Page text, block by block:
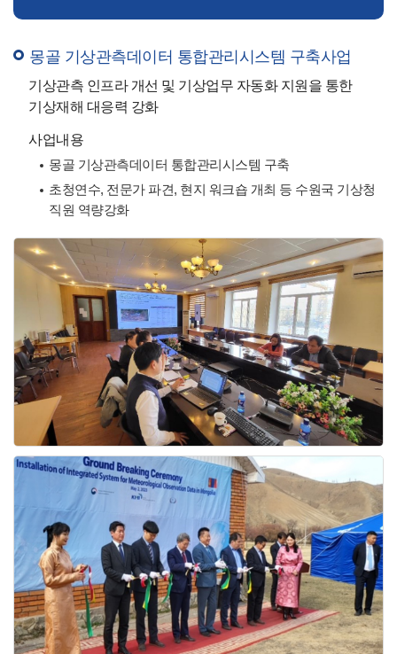
몽골 기상관측데이터 통합관리시스템 구축사업
기상관측 인프라 개선 및 기상업무 자동화 지원을 통한
기상재해 대응력 강화
사업내용
몽골 기상관측데이터 통합관리시스템 구축
초청연수, 전문가 파견, 현지 워크숍 개최 등 수원국 기상청
직원 역량강화